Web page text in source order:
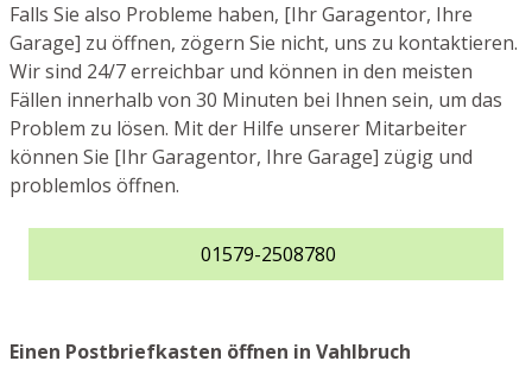
Falls Sie also Probleme haben, [Ihr Garagentor, Ihre
Garage] zu öffnen, zögern Sie nicht, uns zu kontaktieren.
Wir sind 24/7 erreichbar und können in den meisten
Fällen innerhalb von 30 Minuten bei Ihnen sein, um das
Problem zu lösen. Mit der Hilfe unserer Mitarbeiter
können Sie [Ihr Garagentor, Ihre Garage] zügig und
problemlos öffnen.
01579-2508780
Einen Postbriefkasten öffnen in Vahlbruch